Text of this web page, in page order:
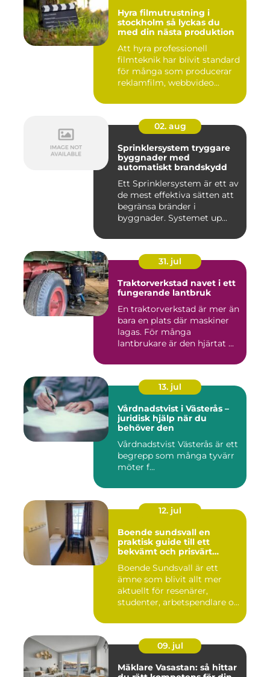
Hyra filmutrustning i
stockholm så lyckas du
med din nästa produktion
Att hyra professionell
filmteknik har blivit standard
för många som producerar
reklamfilm, webbvideo...
02. aug
Sprinklersystem tryggare
byggnader med
automatiskt brandskydd
Ett Sprinklersystem är ett av
de mest effektiva sätten att
begränsa bränder i
byggnader. Systemet up...
31. jul
Traktorverkstad navet i ett
fungerande lantbruk
En traktorverkstad är mer än
bara en plats där maskiner
lagas. För många
lantbrukare är den hjärtat ...
13. jul
Vårdnadstvist i Västerås –
juridisk hjälp när du
behöver den
Vårdnadstvist Västerås är ett
begrepp som många tyvärr
möter f...
12. jul
Boende sundsvall en
praktisk guide till ett
bekvämt och prisvärt
Boende Sundsvall är ett
ämne som blivit allt mer
aktuellt för resenärer,
studenter, arbetspendlare o...
09. jul
Mäklare Vasastan: så hittar